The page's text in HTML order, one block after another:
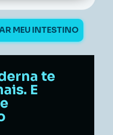
MEU INTESTINO
te
E